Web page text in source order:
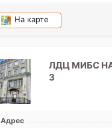
На карте
ЛДЦ МИБС
3
Адрес